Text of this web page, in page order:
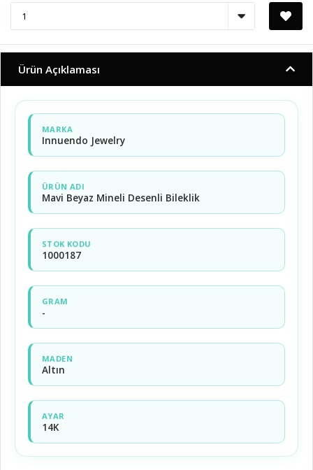
Ürün Açıklaması
MARKA
Innuendo Jewelry
ÜRÜN ADI
Mavi Beyaz Mineli Desenli Bileklik
STOK KODU
1000187
GRAM
-
MADEN
Altın
AYAR
14K